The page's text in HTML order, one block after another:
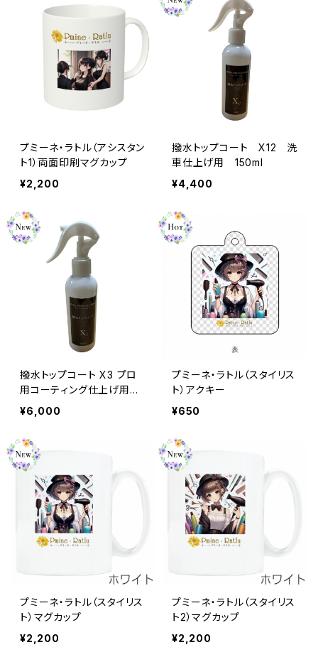
プミーネ・ラトル（アシスタン
ト1）両面印刷マグカップ
¥2,200
撥水トップコート X12 洗
車仕上げ用 150ml
¥4,400
撥水トップコート X3 プロ
用コーティング仕上げ用 1
50ml
¥6,000
プミーネ・ラトル（スタイリス
ト）アクキー
¥650
プミーネ・ラトル（スタイリス
ト）マグカップ
¥2,200
プミーネ・ラトル（スタイリス
ト2）マグカップ
¥2,200